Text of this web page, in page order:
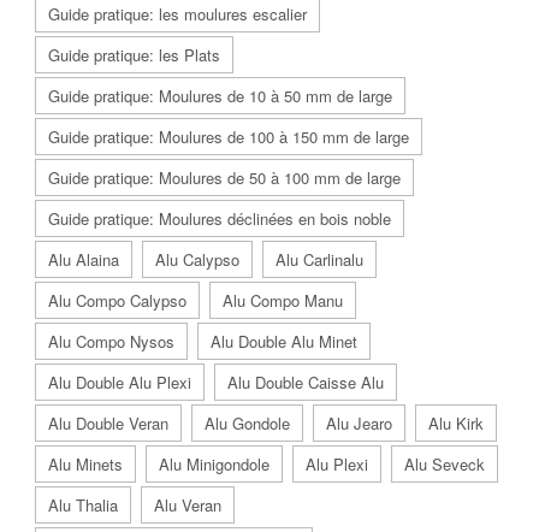
Guide pratique: les moulures escalier
Guide pratique: les Plats
Guide pratique: Moulures de 10 à 50 mm de large
Guide pratique: Moulures de 100 à 150 mm de large
Guide pratique: Moulures de 50 à 100 mm de large
Guide pratique: Moulures déclinées en bois noble
Alu Alaina
Alu Calypso
Alu Carlinalu
Alu Compo Calypso
Alu Compo Manu
Alu Compo Nysos
Alu Double Alu Minet
Alu Double Alu Plexi
Alu Double Caisse Alu
Alu Double Veran
Alu Gondole Alu Jearo
Alu Kirk
Alu Minets
Alu Minigondole Alu Plexi
Alu Seveck
Alu Thalia
Alu Veran